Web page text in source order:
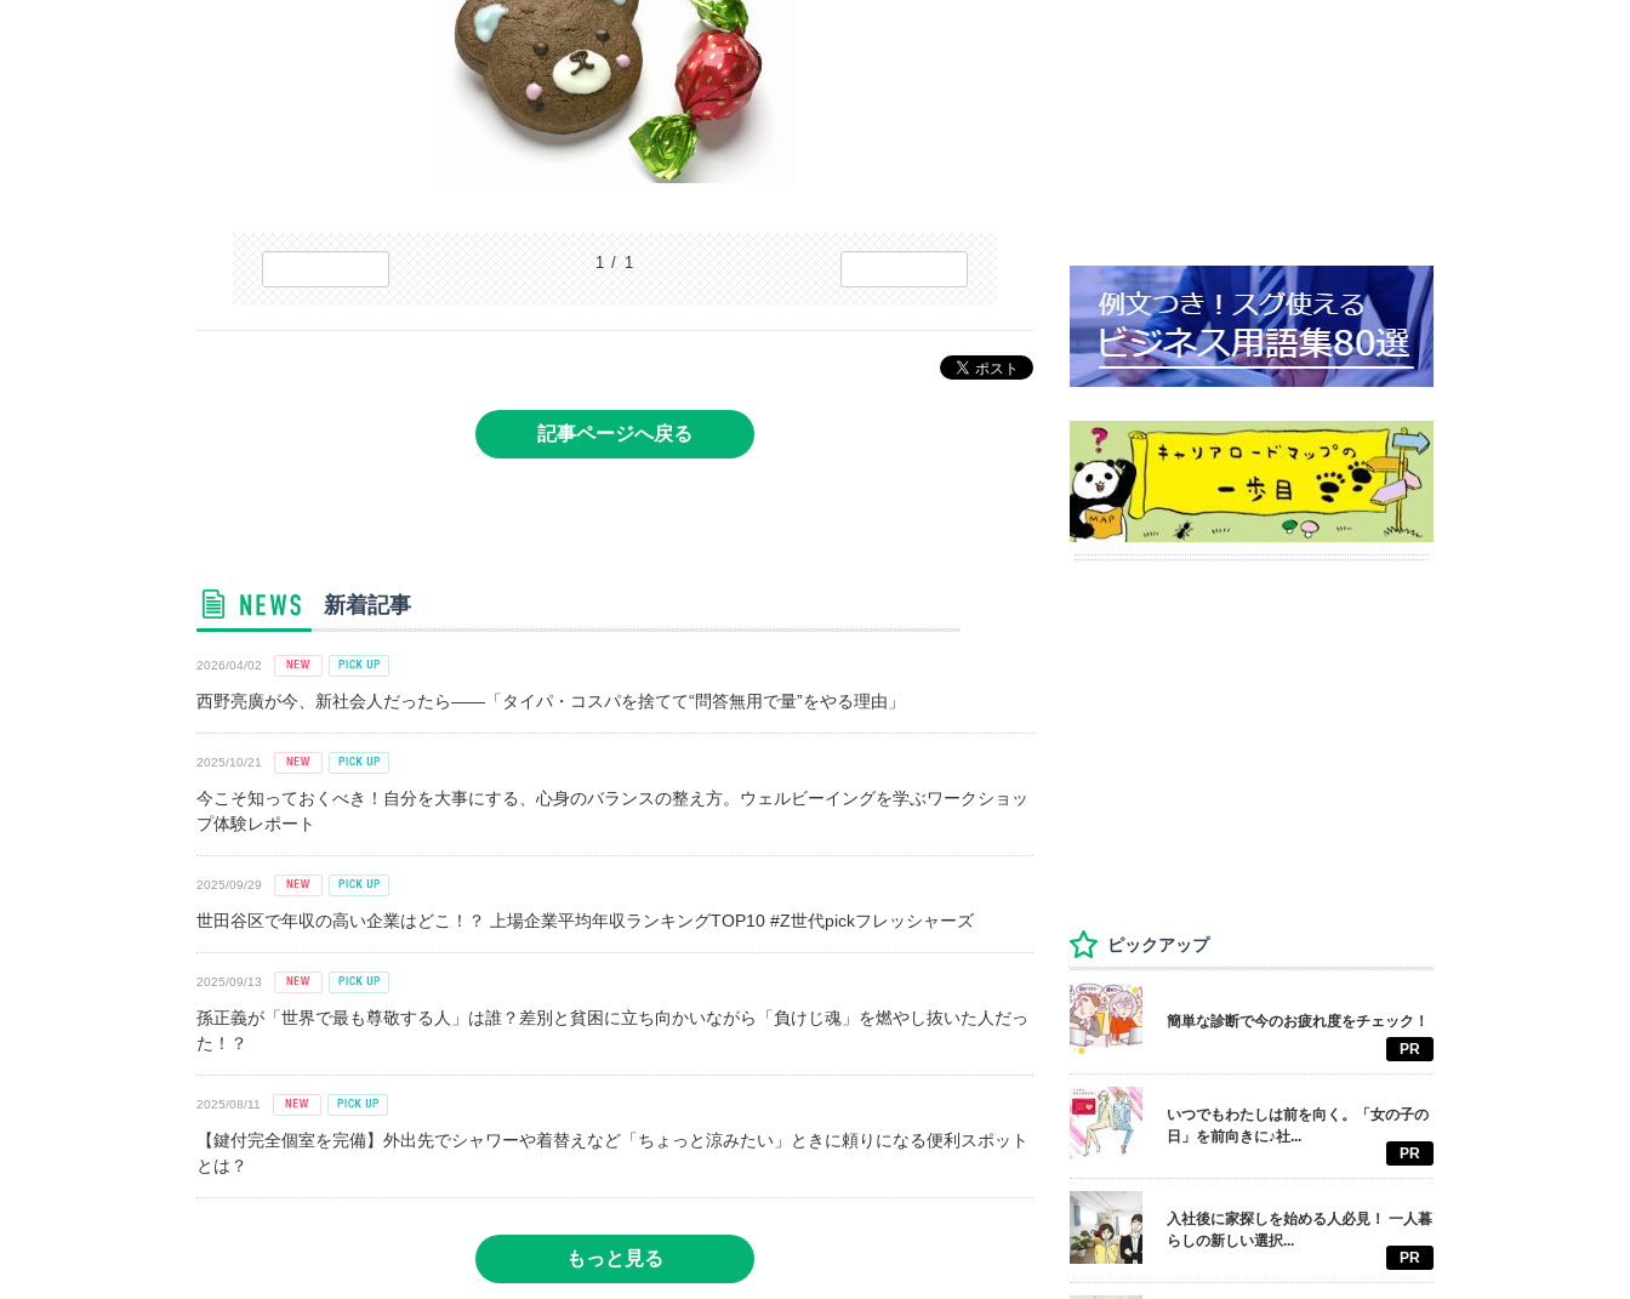
1 / 1
記事ページへ戻る
新着記事
2026/04/02
西野亮廣が今、新社会人だったら――「タイパ・コスパを捨てて“問答無用で量”をやる理由」
2025/10/21
今こそ知っておくべき！自分を大事にする、心身のバランスの整え方。ウェルビーイングを学ぶワークショッ
プ体験レポート
2025/09/29
世田谷区で年収の高い企業はどこ！？ 上場企業平均年収ランキングTOP10 #Z世代pickフレッシャーズ
2025/09/13
孫正義が「世界で最も尊敬する人」は誰？差別と貧困に立ち向かいながら「負けじ魂」を燃やし抜いた人だっ
た！？
2025/08/11
【鍵付完全個室を完備】外出先でシャワーや着替えなど「ちょっと涼みたい」ときに頼りになる便利スポット
とは？
もっと見る
ピックアップ
簡単な診断で今のお疲れ度をチェック！
PR
いつでもわたしは前を向く。「女の子の
日」を前向きに♪社...
PR
入社後に家探しを始める人必見！ 一人暮
らしの新しい選択...
PR